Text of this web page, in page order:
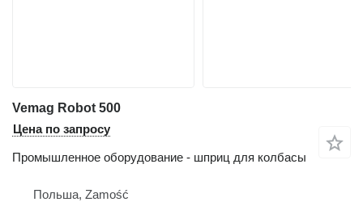
Vemag Robot 500
Цена по запросу
Промышленное оборудование - шприц для колбасы
Польша, Zamość